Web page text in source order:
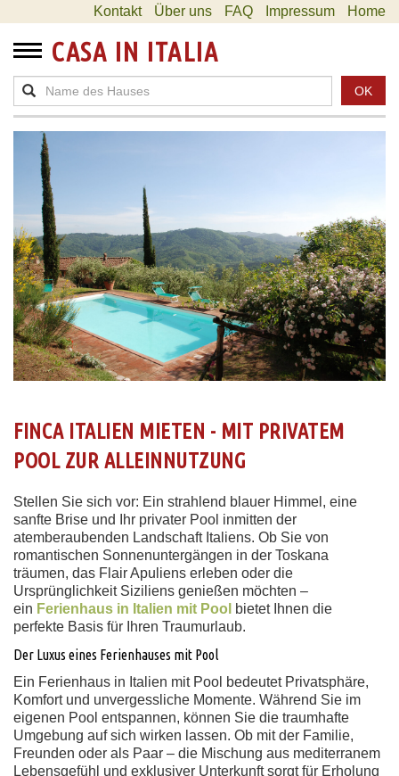
Kontakt Über uns FAQ Impressum Home
CASA IN ITALIA
OK
FINCA ITALIEN MIETEN - MIT PRIVATEM
POOL ZUR ALLEINNUTZUNG
Stellen Sie sich vor: Ein strahlend blauer Himmel, eine
sanfte Brise und Ihr privater Pool inmitten der
atemberaubenden Landschaft Italiens. Ob Sie von
romantischen Sonnenuntergängen in der Toskana
träumen, das Flair Apuliens erleben oder die
Ursprünglichkeit Siziliens genießen möchten –
ein Ferienhaus in Italien mit Pool
bietet Ihnen die
perfekte Basis für Ihren Traumurlaub.
Der Luxus eines Ferienhauses mit Pool
Ein Ferienhaus in Italien mit Pool bedeutet Privatsphäre,
Komfort und unvergessliche Momente. Während Sie im
eigenen Pool entspannen, können Sie die traumhafte
Umgebung auf sich wirken lassen. Ob mit der Familie,
Freunden oder als Paar – die Mischung aus mediterranem
Lebensgefühl und exklusiver Unterkunft sorgt für Erholung